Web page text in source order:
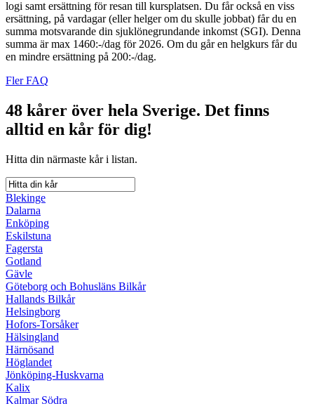
logi samt ersättning för resan till kursplatsen. Du får också en viss
ersättning, på vardagar (eller helger om du skulle jobbat) får du en
summa motsvarande din sjuklönegrundande inkomst (SGI). Denna
summa är max 1460:-/dag för 2026. Om du går en helgkurs får du
en mindre ersättning på 200:-/dag.
Fler FAQ
48 kårer över hela Sverige. Det finns
alltid en kår för dig!
Hitta din närmaste kår i listan.
Blekinge
Dalarna
Enköping
Eskilstuna
Fagersta
Gotland
Gävle
Göteborg och Bohusläns Bilkår
Hallands Bilkår
Helsingborg
Hofors-Torsåker
Hälsingland
Härnösand
Höglandet
Jönköping-Huskvarna
Kalix
Kalmar Södra